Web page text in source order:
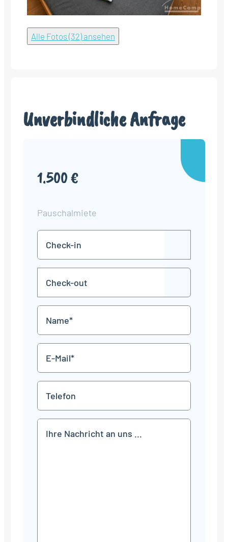
Alle Fotos (32) ansehen
Unverbindliche Anfrage
1.500 €
Pauschalmiete
in
TT
Punkt
MM
JJJJ
TT
Punkt
MM
JJJJ
Mail
*